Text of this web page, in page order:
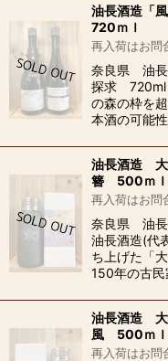
油長酒造「
720ｍｌ
再入荷はお問
奈良県 油長
探求 720ml
の森の枠を
本酒の可能
油長酒造 大
簪 500ｍｌ
再入荷はお問
奈良県 油
油長酒造(代
ち上げた「
150年の古
油長酒造
風 500ｍｌ
再入荷はお問